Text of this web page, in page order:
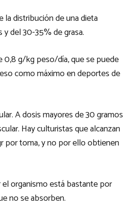
la distribución de una dieta
del 30-35% de grasa.
0,8 g/kg peso/día, que se puede
como máximo en deportes de
A dosis mayores de 30 gramos
Hay culturistas que alcanzan
por toma, y no por ello obtienen
organismo está bastante por
no se absorben.